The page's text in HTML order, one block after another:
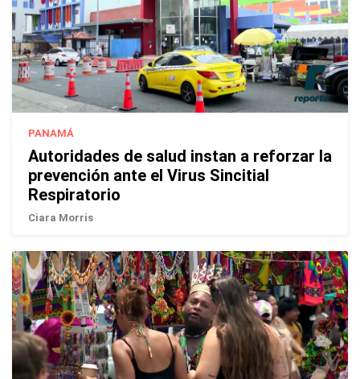
PANAMÁ
Autoridades de salud instan a reforzar la
prevención ante el Virus Sincitial
Respiratorio
Ciara Morris